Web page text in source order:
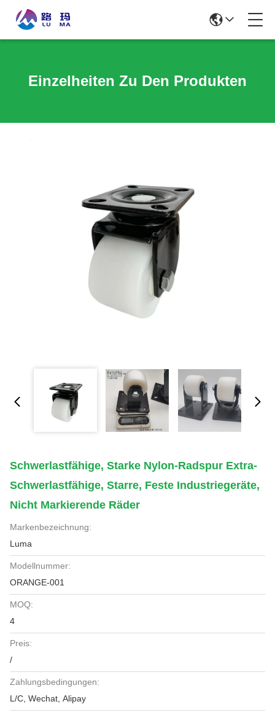
Einzelheiten Zu Den Produkten
Schwerlastfähige, Starke Nylon-Radspur Extra-
Schwerlastfähige, Starre, Feste Industriegeräte,
Nicht Markierende Räder
Markenbezeichnung:
Luma
Modellnummer:
ORANGE-001
MOQ:
4
Preis:
/
Zahlungsbedingungen:
L/C, Wechat, Alipay